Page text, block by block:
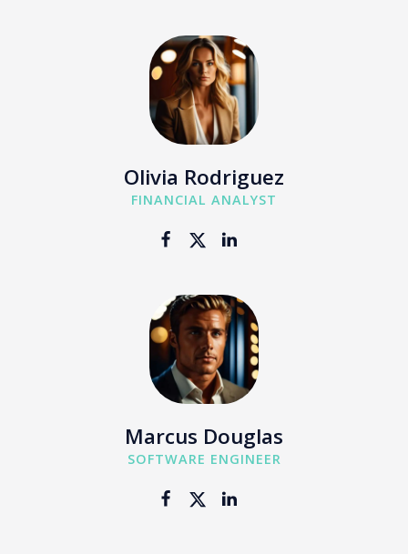
Olivia Rodriguez
FINANCIAL ANALYST
Marcus Douglas
SOFTWARE ENGINEER